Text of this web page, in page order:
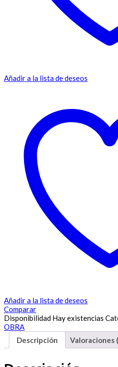
Añadir a la lista de deseos
Añadir a la lista de deseos
Comparar
Disponibilidad Hay existencias
OBRA
Descripción
Valoraciones